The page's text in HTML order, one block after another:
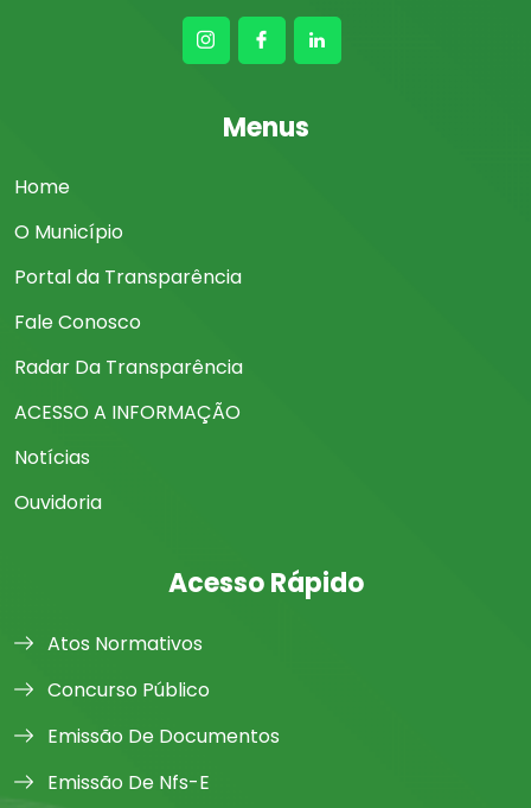
Menus
Home
O Município
Portal da Transparência
Fale Conosco
Radar Da Transparência
ACESSO A INFORMAÇÃO
Notícias
Ouvidoria
Acesso Rápido
Atos Normativos
Concurso Público
Emissão De Documentos
Emissão De Nfs-E